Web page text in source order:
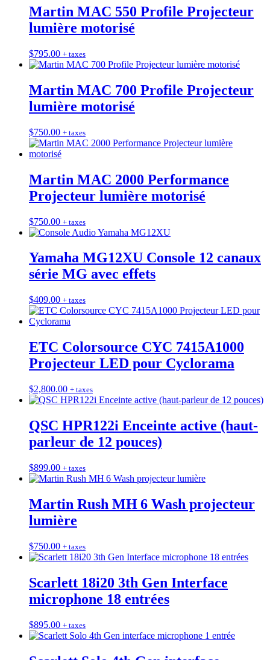
Martin MAC 550 Profile Projecteur
lumière motorisé
$795.00 + taxes
Martin MAC 700 Profile Projecteur
lumière motorisé
$750.00 + taxes
Martin MAC 2000 Performance
Projecteur lumière motorisé
$750.00 + taxes
Yamaha MG12XU Console 12 canaux
série MG avec effets
$409.00 + taxes
ETC Colorsource CYC 7415A1000
Projecteur LED pour Cyclorama
$2,800.00 + taxes
QSC HPR122i Enceinte active (haut-
parleur de 12 pouces)
$899.00 + taxes
Martin Rush MH 6 Wash projecteur
lumière
$750.00 + taxes
Scarlett 18i20 3th Gen Interface
microphone 18 entrées
$895.00 + taxes